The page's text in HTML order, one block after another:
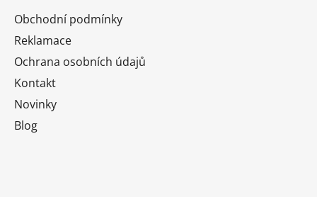
Obchodní podmínky
Reklamace
Ochrana osobních údajů
Kontakt
Novinky
Blog